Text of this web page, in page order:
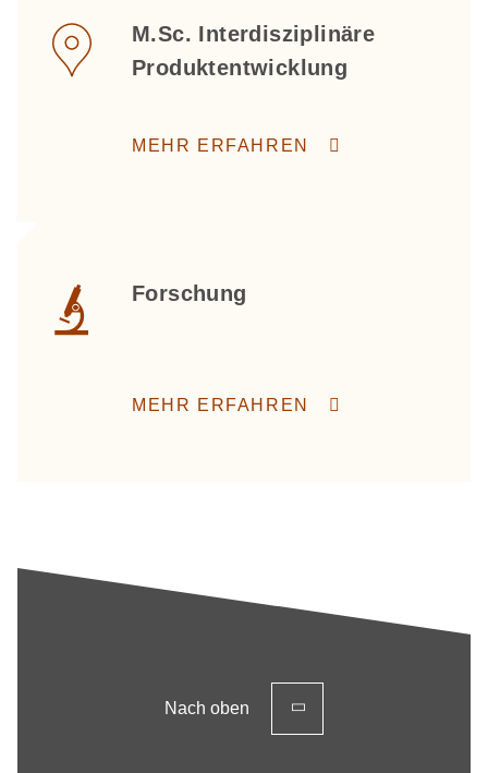
M.Sc. Interdisziplinäre
Produktentwicklung
MEHR ERFAHREN
Forschung
MEHR ERFAHREN
Nach oben